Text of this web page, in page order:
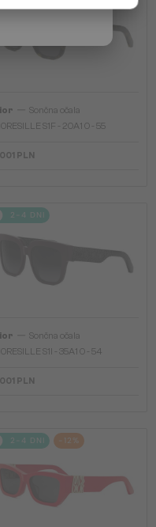
Sončna očala
S1F - 20A1 O - 55
PLN
2-4 DNI
Sončna očala
S1I - 35A1 O - 54
PLN
2-4 DNI -12%